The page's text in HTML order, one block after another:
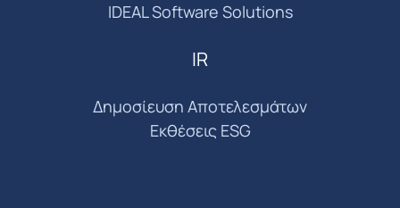
IDEAL Software Solutions
IR
Δημοσίευση Αποτελεσμάτων
Εκθέσεις ESG